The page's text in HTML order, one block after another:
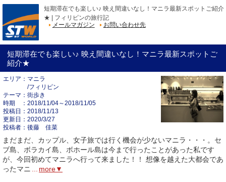
短期滞在でも楽しい♪ 映え間違いなし！マニラ最新スポットご紹介
★ | フィリピンの旅行記
メールマガジン
お問い合わせ先
短期滞在でも楽しい♪ 映え間違いなし！マニラ最新スポットご
紹介★
エリア
マニラ
/フィリピン
テーマ
街歩き
時期
2018/11/04～2018/11/05
投稿日
2018/11/13
更新日
2020/3/27
投稿者
後藤 佳菜
まだまだ、カップル、女子旅では行く機会が少ないマニラ・・・。セ
ブ島、ボラカイ島、ボホール島は今まで行ったことがあった私です
が、今回初めてマニラへ行って来ました！！ 想像を越えた大都会であ
ったマニ
more▼